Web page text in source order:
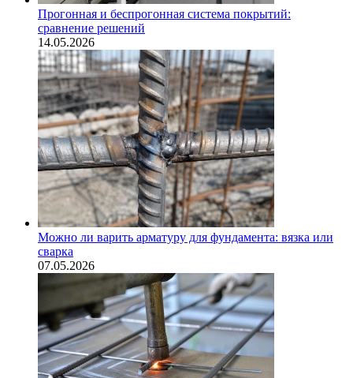
Прогонная и беспрогонная система покрытий:
сравнение решений
14.05.2026
Можно ли варить арматуру для фундамента: вязка или
сварка
07.05.2026